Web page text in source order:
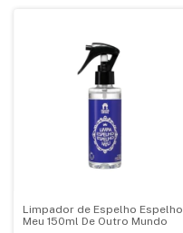
Limpador de Espelho Espelho
Meu 150ml De Outro Mundo